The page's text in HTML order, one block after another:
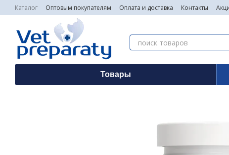
Перейти к основному контенту
Каталог Оптовым покупателям Оплата и доставка Контакты
Товары